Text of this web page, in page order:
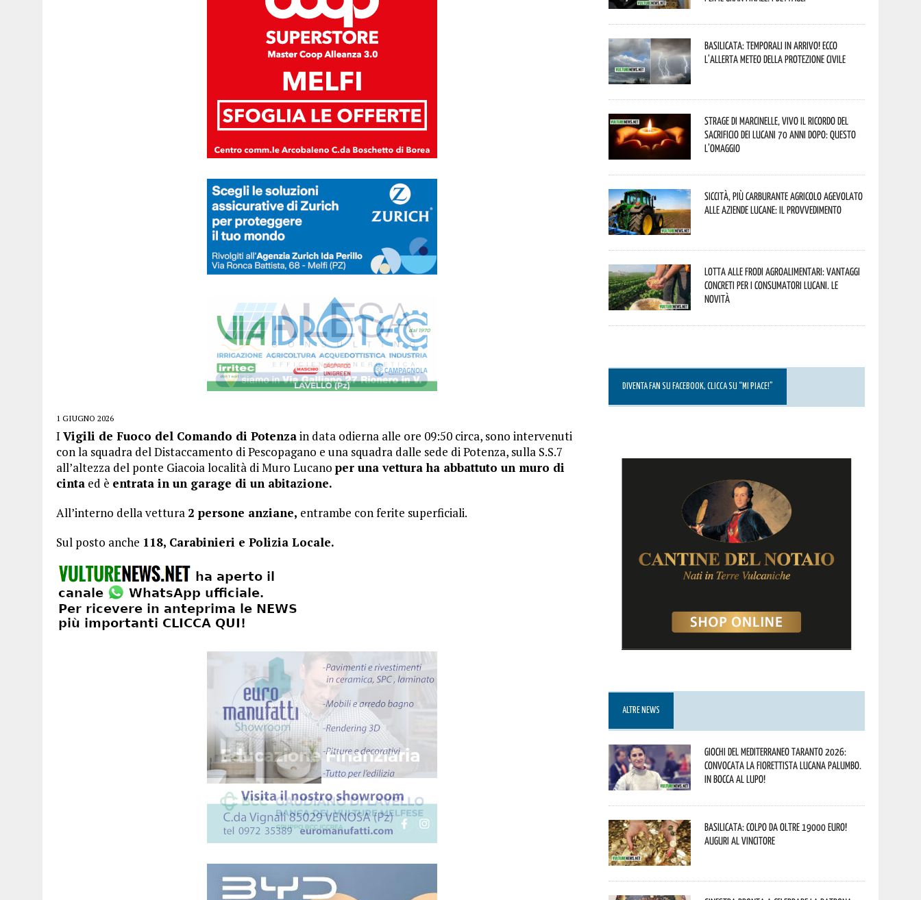
1 GIUGNO 2026
I Vigili de Fuoco del Comando di Potenzain data odierna alle ore 09:50 circa, sono intervenuti
con la squadra del Distaccamento di Pescopagano e una squadra dalle sede di Potenza, sulla S.S.7
all’altezza del ponte Giacoia località di Muro Lucano per una vettura ha abbattuto un muro di
cinta ed è entrata in un garage di un abitazione.
All’interno della vettura 2 persone anziane, entrambe con ferite superficiali.
Sul posto anche 118, Carabinieri e Polizia Locale.
Basilicata: temporali in arrivo! Ecco
l’allerta meteo della Protezione civile
Strage di Marcinelle, vivo il ricordo del
sacrificio dei lucani 70 anni dopo: questo
l’omaggio
Siccità, più carburante agricolo agevolato
alle aziende lucane: il provvedimento
Lotta alle frodi agroalimentari: vantaggi
concreti per i consumatori lucani. Le
novità
DIVENTA FAN SU FACEBOOK, CLICCA SU “MI PIACE!”
ALTRE NEWS
Giochi del Mediterraneo Taranto 2026:
convocata la fiorettista lucana Palumbo.
In bocca al lupo!
Basilicata: colpo da oltre 19000 Euro!
Auguri al vincitore